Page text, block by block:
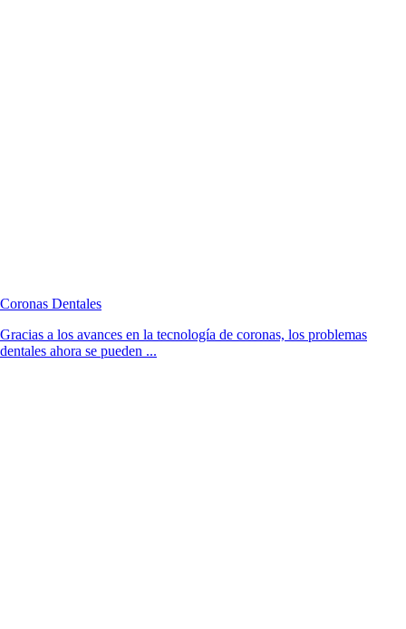
Coronas Dentales
Gracias a los avances en la tecnología de coronas, los problemas
dentales ahora se pueden ...